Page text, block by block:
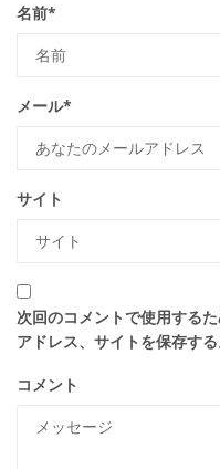
名前*
メール*
サイト
次回のコメントで使用する
アドレス、サイトを保存する
コメント